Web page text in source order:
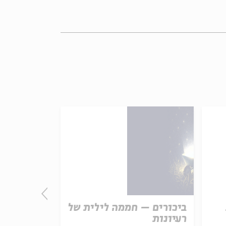
ביכורים – חממה לילית של
רעיונות